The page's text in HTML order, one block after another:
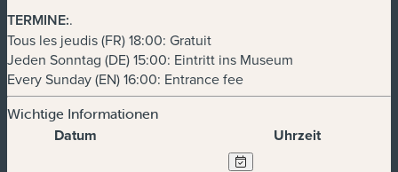
TERMINE:.
Tous les jeudis (FR) 18:00: Gratuit
Jeden Sonntag (DE) 15:00: Eintritt ins Museum
Every Sunday (EN) 16:00: Entrance fee
Wichtige Informationen
Datum Uhrzeit